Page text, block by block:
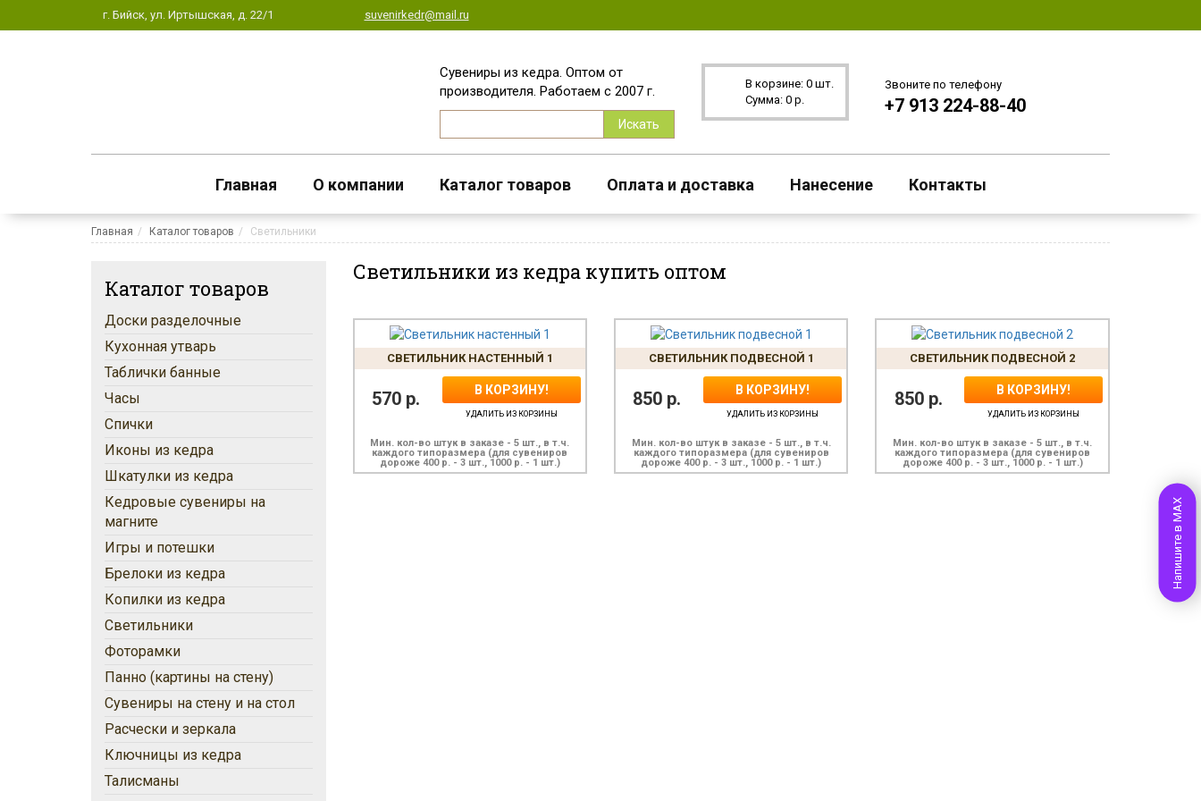
г. Бийск, ул. Иртышская, д. 22/1 suvenirkedr@mail.ru
Сувениры из кедра. Оптом от
производителя. Работаем с 2007 г.
Искать
В корзине: 0 шт.
Сумма: 0 р.
Звоните по телефону
+7 913 224-88-40
Главная О компании Каталог товаров Оплата и доставка Нанесение Контакты
Главная Каталог товаров Светильники
Каталог товаров
Доски разделочные
Кухонная утварь
Таблички банные
Часы
Спички
Иконы из кедра
Шкатулки из кедра
Кедровые сувениры на
магните
Игры и потешки
Брелоки из кедра
Копилки из кедра
Светильники
Фоторамки
Панно (картины на стену)
Сувениры на стену и на стол
Расчески и зеркала
Ключницы из кедра
Талисманы
Светильники из кедра купить оптом
СВЕТИЛЬНИК НАСТЕННЫЙ 1
570 р. В КОРЗИНУ!
УДАЛИТЬ ИЗ КОРЗИНЫ
Мин. кол-во штук в заказе - 5 шт., в т.ч.
каждого типоразмера (для сувениров
дороже 400 р. - 3 шт., 1000 р. - 1 шт.)
СВЕТИЛЬНИК ПОДВЕСНОЙ 1
850 р. В КОРЗИНУ!
УДАЛИТЬ ИЗ КОРЗИНЫ
Мин. кол-во штук в заказе - 5 шт., в т.ч.
каждого типоразмера (для сувениров
дороже 400 р. - 3 шт., 1000 р. - 1 шт.)
СВЕТИЛЬНИК ПОДВЕСНОЙ 2
850 р. В КОРЗИНУ!
УДАЛИТЬ ИЗ КОРЗИНЫ
Мин. кол-во штук в заказе - 5 шт., в т.ч.
каждого типоразмера (для сувениров
дороже 400 р. - 3 шт., 1000 р. - 1 шт.)
Напишите в MAX